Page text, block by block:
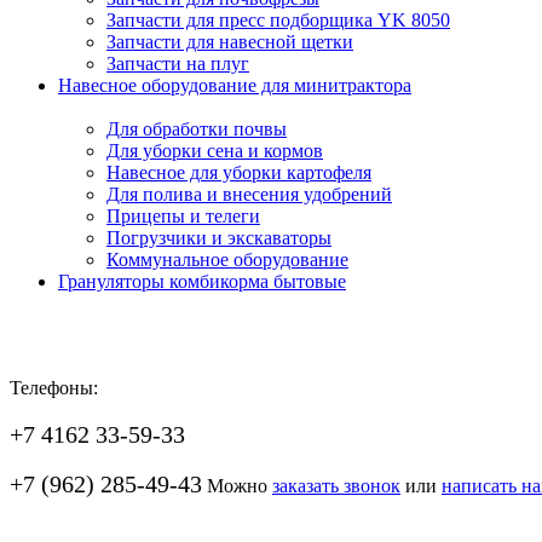
Запчасти для пресс подборщика YK 8050
Запчасти для навесной щетки
Запчасти на плуг
Навесное оборудование для минитрактора
Для обработки почвы
Для уборки сена и кормов
Навесное для уборки картофеля
Для полива и внесения удобрений
Прицепы и телеги
Погрузчики и экскаваторы
Коммунальное оборудование
Грануляторы комбикорма бытовые
Телефоны:
+7 4162 33-59-33
+7 (962) 285-49-43 Можно заказать звонок или написать